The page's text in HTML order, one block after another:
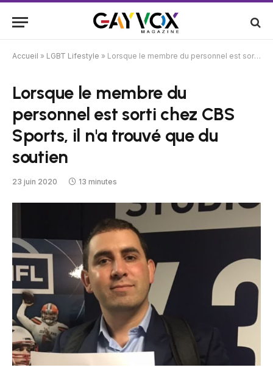
Accueil » LGBT Lifestyle » Lorsque le membre du personnel est sorti chez CBS Sports, il n'a trouvé que du soutien
Lorsque le membre du
personnel est sorti chez CBS
Sports, il n'a trouvé que du
soutien
23 juin 2020 13 minutes